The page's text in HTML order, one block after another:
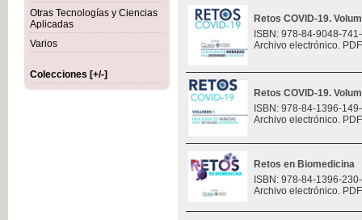
Otras Tecnologías y Ciencias
Aplicadas
Varios
Colecciones [+/-]
Retos COVID-19.
ISBN: 978-84-9048-
Archivo electrónico.
Retos COVID-19.
ISBN: 978-84-1396-
Archivo electrónico.
Retos en Biomedicina
ISBN: 978-84-1396-
Archivo electrónico.